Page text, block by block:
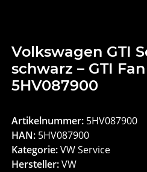
Volkswagen GTI
schwarz – GTI
5HV087900
Artikelnummer: 5HV087900
HAN: 5HV087900
Kategorie:VW Service
Hersteller:VW